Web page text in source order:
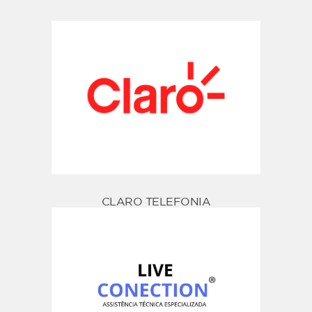
CLARO TELEFONIA